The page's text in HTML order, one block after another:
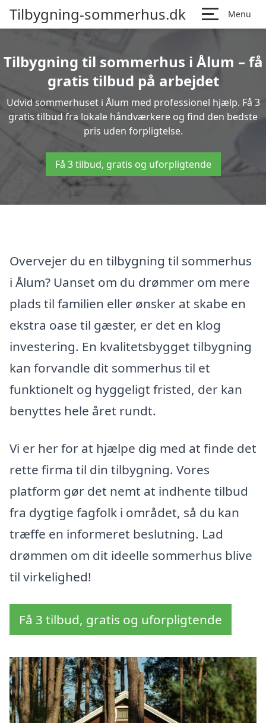
Tilbygning-sommerhus.dk Menu
Tilbygning til sommerhus i Ålum – få
gratis tilbud på arbejdet
Udvid sommerhuset i Ålum med professionel hjælp. Få 3
gratis tilbud fra lokale håndværkere og find den bedste
pris uden forpligtelse.
Få 3 tilbud, gratis og uforpligtende
Overvejer du en tilbygning til sommerhus
i Ålum? Uanset om du drømmer om mere
plads til familien eller ønsker at skabe en
ekstra oase til gæster, er det en klog
investering. En kvalitetsbygget tilbygning
kan forvandle dit sommerhus til et
funktionelt og hyggeligt fristed, der kan
benyttes hele året rundt.
Vi er her for at hjælpe dig med at finde det
rette firma til din tilbygning. Vores
platform gør det nemt at indhente tilbud
fra dygtige fagfolk i området, så du kan
træffe en informeret beslutning. Lad
drømmen om dit ideelle sommerhus blive
til virkelighed!
Få 3 tilbud, gratis og uforpligtende